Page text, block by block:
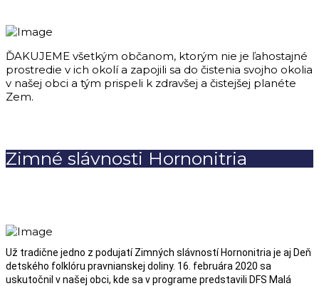
ĎAKUJEME všetkým občanom, ktorým nie je ľahostajné
prostredie v ich okolí a zapojili sa do čistenia svojho okolia
v našej obci a tým prispeli k zdravšej a čistejšej planéte
Zem.
Zimné slávnosti Hornonitria
Už tradične jedno z podujatí Zimných slávností Hornonitria je aj Deň
detského folklóru pravnianskej doliny. 16. februára 2020 sa
uskutočnil v našej obci, kde sa v programe predstavili DFS Malá